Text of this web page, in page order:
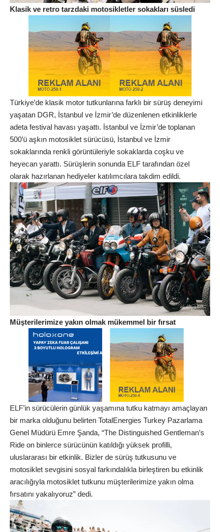
Klasik ve retro tarzdaki motosikletler sokakları süsledi
Türkiye’de klasik motor tutkunlarına farklı bir sürüş deneyimi
yaşatan DGR, İstanbul ve İzmir’de düzenlenen etkinliklerle
adeta festival havası yaşattı. İstanbul ve İzmir’de toplanan
500’ü aşkın motosiklet sürücüsü, İstanbul ve İzmir
sokaklarında renkli görüntüleriyle sokaklarda coşku ve
heyecan yarattı. Sürüşlerin sonunda ELF tarafından özel
olarak hazırlanan hediyeler katılımcılara takdim edildi.
Müşterilerimize yakın olmak mükemmel bir fırsat
ELF’in sürücülerin günlük yaşamına tutku katmayı amaçlayan
bir marka olduğunu belirten TotalEnergies Turkey Pazarlama
Genel Müdürü Emre Şanda, “The Distinguished Gentleman’s
Ride on binlerce sürücünün katıldığı yüksek profilli,
uluslararası bir etkinlik. Bizler de sürüş tutkusunu ve
motosiklet sevgisini sosyal farkındalıkla birleştiren bu etkinlik
aracılığıyla motosiklet tutkunu müşterilerimize yakın olma
fırsatını yakalıyoruz” dedi.